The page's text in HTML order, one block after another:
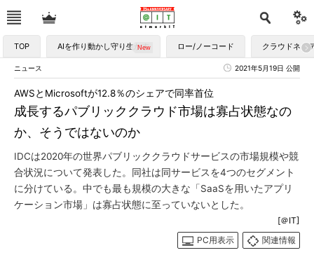
TOP AIを作り動かし守り生かす ロー/ノーコード クラウドネイ
ニュース 2021年5月19日 公開
成長するパブリッククラウド市場は寡占状態なの
か、そうではないのか
AWSとMicrosoftが12.8％のシェアで同率首位
IDCは2020年の世界パブリッククラウドサービスの市場規模や競
合状況について発表した。同社は同サービスを4つのセグメント
に分けている。中でも最も規模の大きな「SaaSを用いたアプリ
ケーション市場」は寡占状態に至っていないとした。
[＠IT]
PC用表示
関連情報